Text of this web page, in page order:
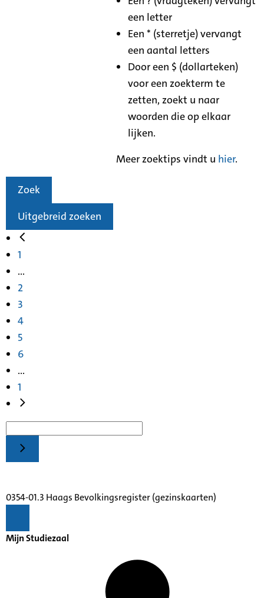
een letter
Een * (sterretje) vervangt
een aantal letters
Door een $ (dollarteken)
voor een zoekterm te
zetten, zoekt u naar
woorden die op elkaar
lijken.
Meer zoektips vindt u hier.
Zoek
Uitgebreid zoeken
1
...
2
3
4
5
6
...
1
0354-01.3 Haags Bevolkingsregister (gezinskaarten)
Mijn Studiezaal